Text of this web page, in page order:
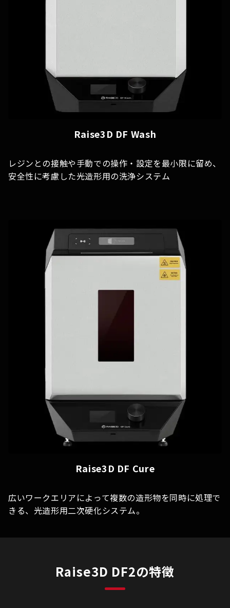
Raise3D DF Wash
レジンとの接触や手動での操作・設定を最小限に留め、
安全性に考慮した光造形用の洗浄システム
Raise3D DF Cure
広いワークエリアによって複数の造形物を同時に処理で
きる、光造形用二次硬化システム。
Raise3D DF2の特徴